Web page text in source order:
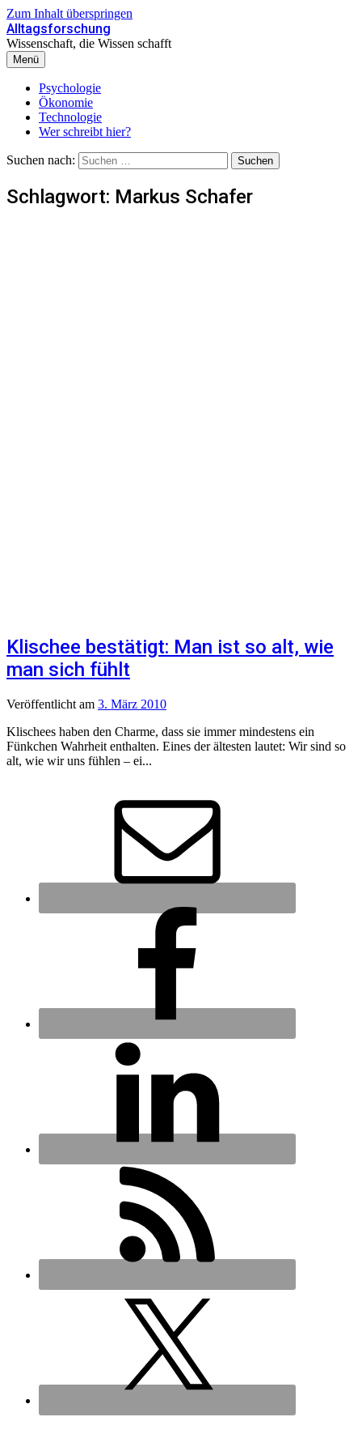
Zum Inhalt überspringen
Alltagsforschung
Wissenschaft, die Wissen schafft
Menü
Psychologie
Ökonomie
Technologie
Wer schreibt hier?
Suchen nach:
Schlagwort: Markus Schafer
Klischee bestätigt: Man ist so alt, wie
man sich fühlt
Veröffentlicht am 3. März 2010
Klischees haben den Charme, dass sie immer mindestens ein
Fünkchen Wahrheit enthalten. Eines der ältesten lautet: Wir sind so
alt, wie wir uns fühlen – ei...